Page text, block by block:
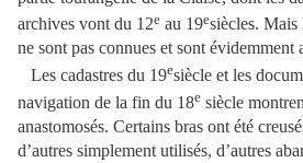
archives vont du 12e au 19esiècles. Mais
ne sont pas connues et sont évidemment
Les cadastres du 19esiècle et les
navigation de la fin du 18e siècle
anastomosés. Certains bras ont été
d’autres simplement utilisés, d’autres